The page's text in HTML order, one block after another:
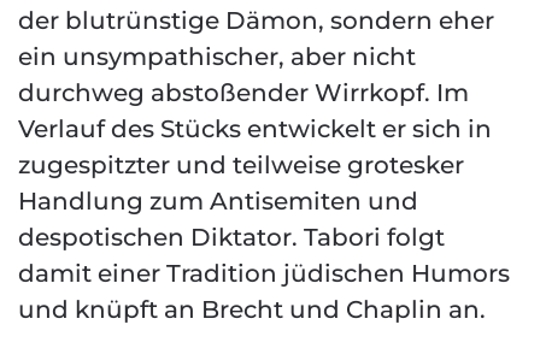
der blutrünstige Dämon, sondern eher
ein unsympathischer, aber nicht
durchweg abstoßender Wirrkopf. Im
Verlauf des Stücks entwickelt er sich in
zugespitzter und teilweise grotesker
Handlung zum Antisemiten und
despotischen Diktator. Tabori folgt
damit einer Tradition jüdischen Humors
und knüpft an Brecht und Chaplin an.